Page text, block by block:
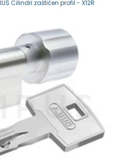
Cilindri zaštićen profil - X12R